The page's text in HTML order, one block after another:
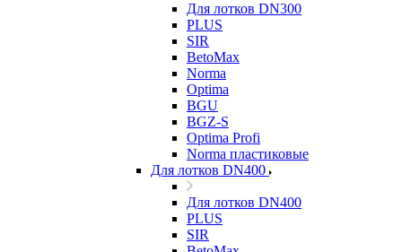
Для лотков DN300
PLUS
SIR
BetoMax
Norma
Optima
BGU
BGZ-S
Optima Profi
Norma пластиковые
Для лотков DN400
Для лотков DN400
PLUS
SIR